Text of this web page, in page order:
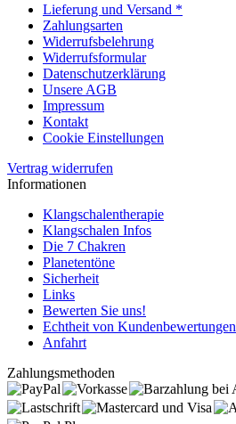
Lieferung und Versand *
Zahlungsarten
Widerrufsbelehrung
Widerrufsformular
Datenschutzerklärung
Unsere AGB
Impressum
Kontakt
Cookie Einstellungen
Vertrag widerrufen
Informationen
Klangschalentherapie
Klangschalen Infos
Die 7 Chakren
Planetentöne
Sicherheit
Links
Bewerten Sie uns!
Echtheit von Kundenbewertungen
Anfahrt
Zahlungsmethoden